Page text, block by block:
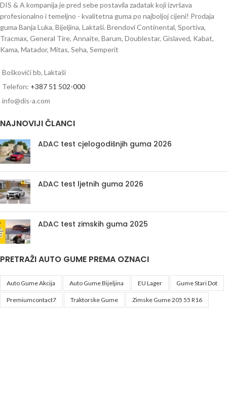
DIS & A kompanija je pred sebe postavila zadatak koji izvršava
profesionalno i temeljno - kvalitetna guma po najboljoj cijeni! Prodaja
guma Banja Luka, Bijeljina, Laktaši. Brendovi Continental, Sportiva,
Tracmax, General Tire, Annaite, Barum, Doublestar, Gislaved, Kabat,
Kama, Matador, Mitas, Seha, Semperit
Boškovići bb, Laktaši
Telefon: +387 51 502-000
info@dis-a.com
NAJNOVIJI ČLANCI
ADAC test cjelogodišnjih guma 2026
ADAC test ljetnih guma 2026
ADAC test zimskih guma 2025
PRETRAŽI AUTO GUME PREMA OZNACI
Auto Gume Akcija Auto Gume Bijeljina EU Lager Gume Stari Dot
Premiumcontact7 Traktorske Gume Zimske Gume 205 55 R16